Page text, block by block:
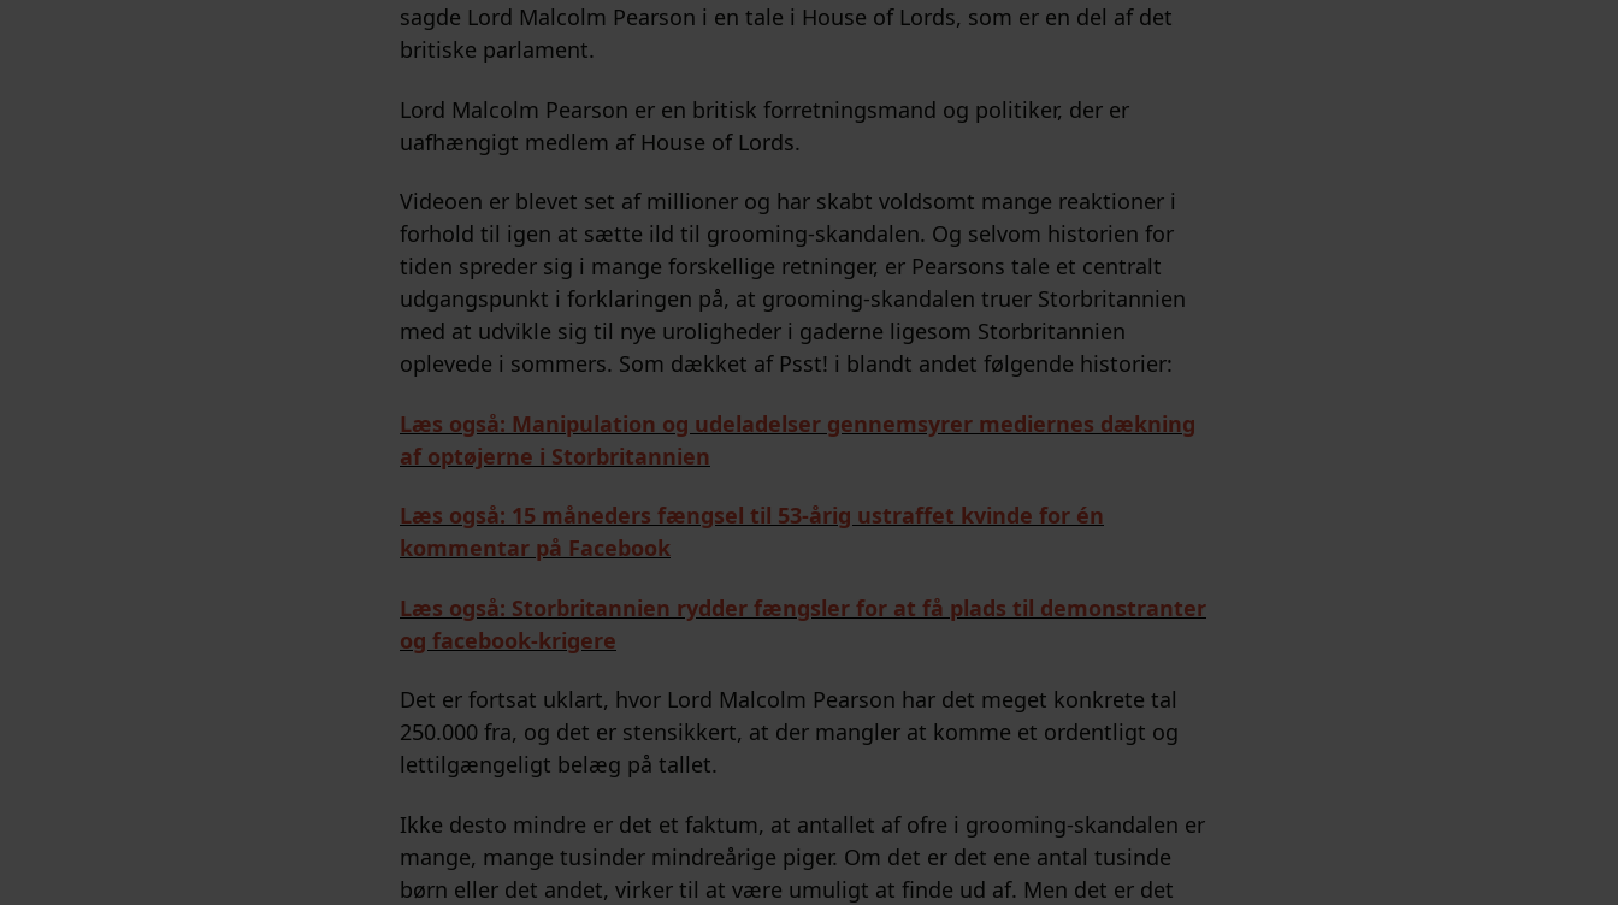
sagde Lord Malcolm Pearson i en tale i House of Lords, som er en del af det
britiske parlament.
Lord Malcolm Pearson er en britisk forretningsmand og politiker, der er
uafhængigt medlem af House of Lords.
Videoen er blevet set af millioner og har skabt voldsomt mange reaktioner i
forhold til igen at sætte ild til grooming-skandalen. Og selvom historien for
tiden spreder sig i mange forskellige retninger, er Pearsons tale et centralt
udgangspunkt i forklaringen på, at grooming-skandalen truer Storbritannien
med at udvikle sig til nye uroligheder i gaderne ligesom Storbritannien
oplevede i sommers. Som dækket af Psst! i blandt andet følgende historier:
Læs også: Manipulation og udeladelser gennemsyrer mediernes dækning
af optøjerne i Storbritannien
Læs også: 15 måneders fængsel til 53-årig ustraffet kvinde for én
kommentar på Facebook
Læs også: Storbritannien rydder fængsler for at få plads til demonstranter
og facebook-krigere
Det er fortsat uklart, hvor Lord Malcolm Pearson har det meget konkrete tal
250.000 fra, og det er stensikkert, at der mangler at komme et ordentligt og
lettilgængeligt belæg på tallet.
Ikke desto mindre er det et faktum, at antallet af ofre i grooming-skandalen er
mange, mange tusinder mindreårige piger. Om det er det ene antal tusinde
børn eller det andet, virker til at være umuligt at finde ud af. Men det er det